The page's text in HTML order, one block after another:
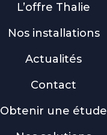
L’offre Thalie
Nos installations
Actualités
Contact
Obtenir une étude